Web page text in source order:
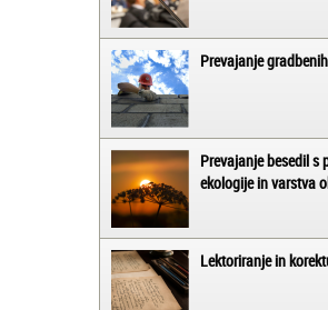
Prevajanje
Prevajanje besedil s
ekologije in varstva
Lektoriranje in